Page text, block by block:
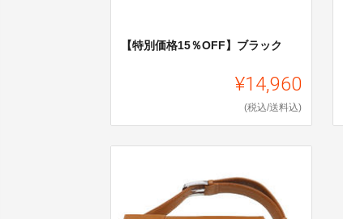
【特別価格15％OFF】ブラック
¥14,960
(税込/送料込)